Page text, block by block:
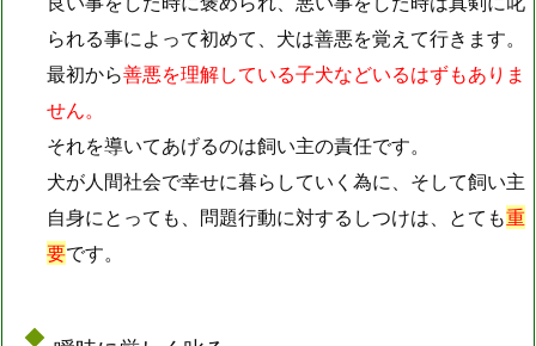
られる事によって初めて、犬は善悪を覚えて行きます。
最初から善悪を理解している子犬などいるはずもありま
せん。
それを導いてあげるのは飼い主の責任です。
犬が人間社会で幸せに暮らしていく為に、そして飼い主
自身にとっても、問題行動に対するしつけは、とても重
要です。